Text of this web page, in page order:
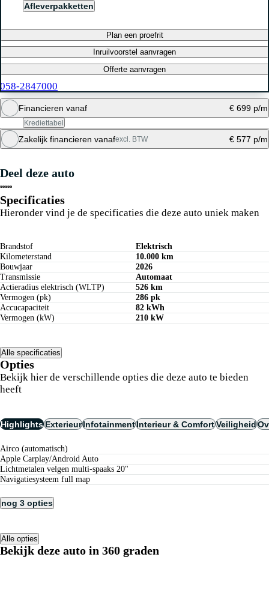
Afleverpakketten
Plan een proefrit
Inruilvoorstel aanvragen
Offerte aanvragen
058-2847000
Financieren vanaf € 699 p/m
Krediettabel
Maandbedrag berekenen
Zakelijk financieren vanafexcl. BTW € 577 p/m
Deel deze auto
Specificaties
Hieronder vind je de specificaties die deze auto uniek maken
Brandstof
Elektrisch
Kilometerstand
10.000 km
Bouwjaar
2026
Transmissie
Automaat
Actieradius elektrisch (WLTP)
526 km
Vermogen (pk)
286 pk
Accucapaciteit
82 kWh
Vermogen (kW)
210 kW
Alle specificaties
Opties
Bekijk hier de verschillende opties die deze auto te bieden
heeft
HighlightsExterieurInfotainmentInterieur & ComfortVeiligheid
airco (automatisch)
Apple Carplay/Android Auto
lichtmetalen velgen multi-spaaks 20"
navigatiesysteem full map
nog 3 opties
Alle opties
Bekijk deze auto in 360 graden